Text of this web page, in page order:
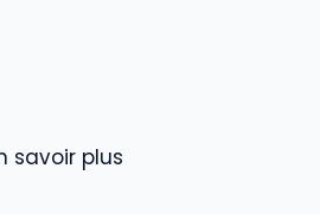
savoir plus